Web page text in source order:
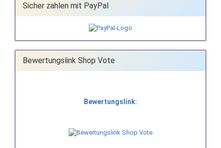
Sicher zahlen mit PayPal
Bewertungslink Shop Vote
Bewertungslink: